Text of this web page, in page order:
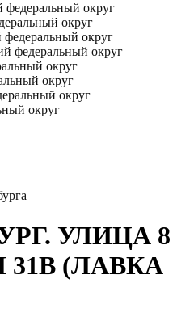
федеральный округ
округ
округ
федеральный округ
округ
округ
округ
округ
УЛИЦА 8
(ЛАВКА